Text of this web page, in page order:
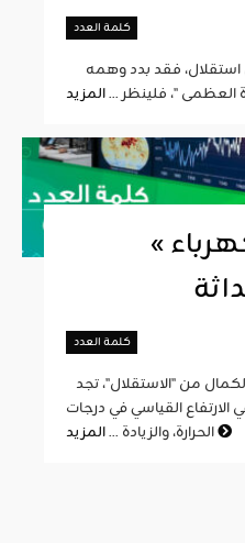
كلمة العدد
العظمى "، فلينظر ...
« حين يفضح الكهرباء
كلمة العدد
الارتفاع القياسي في درجات
الحرارة، والزيادة ...